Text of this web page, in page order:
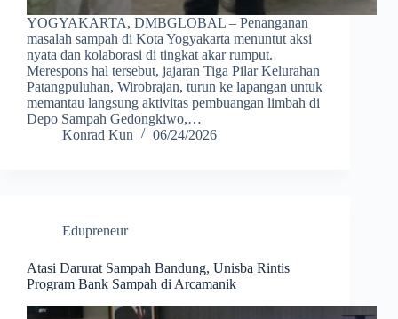
YOGYAKARTA, DMBGLOBAL – Penanganan
masalah sampah di Kota Yogyakarta menuntut aksi
nyata dan kolaborasi di tingkat akar rumput.
Merespons hal tersebut, jajaran Tiga Pilar Kelurahan
Patangpuluhan, Wirobrajan, turun ke lapangan untuk
memantau langsung aktivitas pembuangan limbah di
Depo Sampah Gedongkiwo,…
Konrad Kun
06/24/2026
Edupreneur
Atasi Darurat Sampah Bandung, Unisba Rintis
Program Bank Sampah di Arcamanik